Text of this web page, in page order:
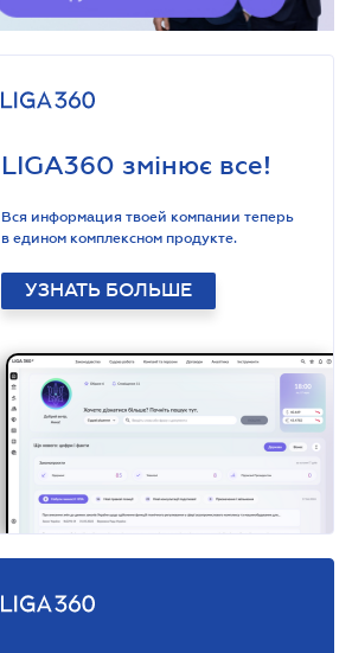
LIGA360 змінює все!
Вся информация твоей компании теперь
в едином комплексном продукте.
УЗНАТЬ БОЛЬШЕ